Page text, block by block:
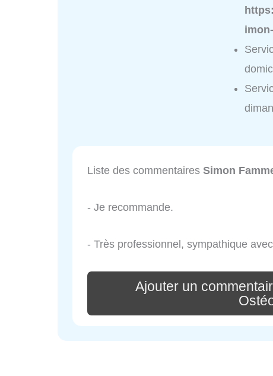
Liste des commentaires Simon
- Je recommande.
- Très professionnel, sympathique
Ajouter un